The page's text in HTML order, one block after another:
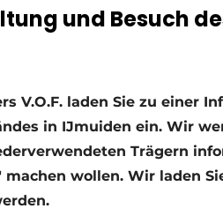
und Besuch
V.O.F. laden Sie zu einer
in IJmuiden ein. Wir
Trägern
wollen. Wir laden